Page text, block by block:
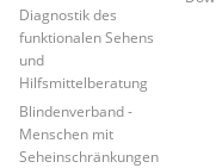
Diagnostik des
funktionalen Sehens
und
Hilfsmittelberatung
Blindenverband -
Menschen mit
Seheinschränkungen